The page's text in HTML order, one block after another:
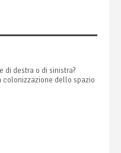
di destra o di sinistra?
dello spazio